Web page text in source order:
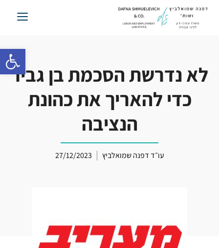
פתח
דלג
לא נדרשת הסכמת בן גביר
כדי להאריך את כהונת
הנציבה
עו״ד דפנה שמואלביץ 27/12/2023